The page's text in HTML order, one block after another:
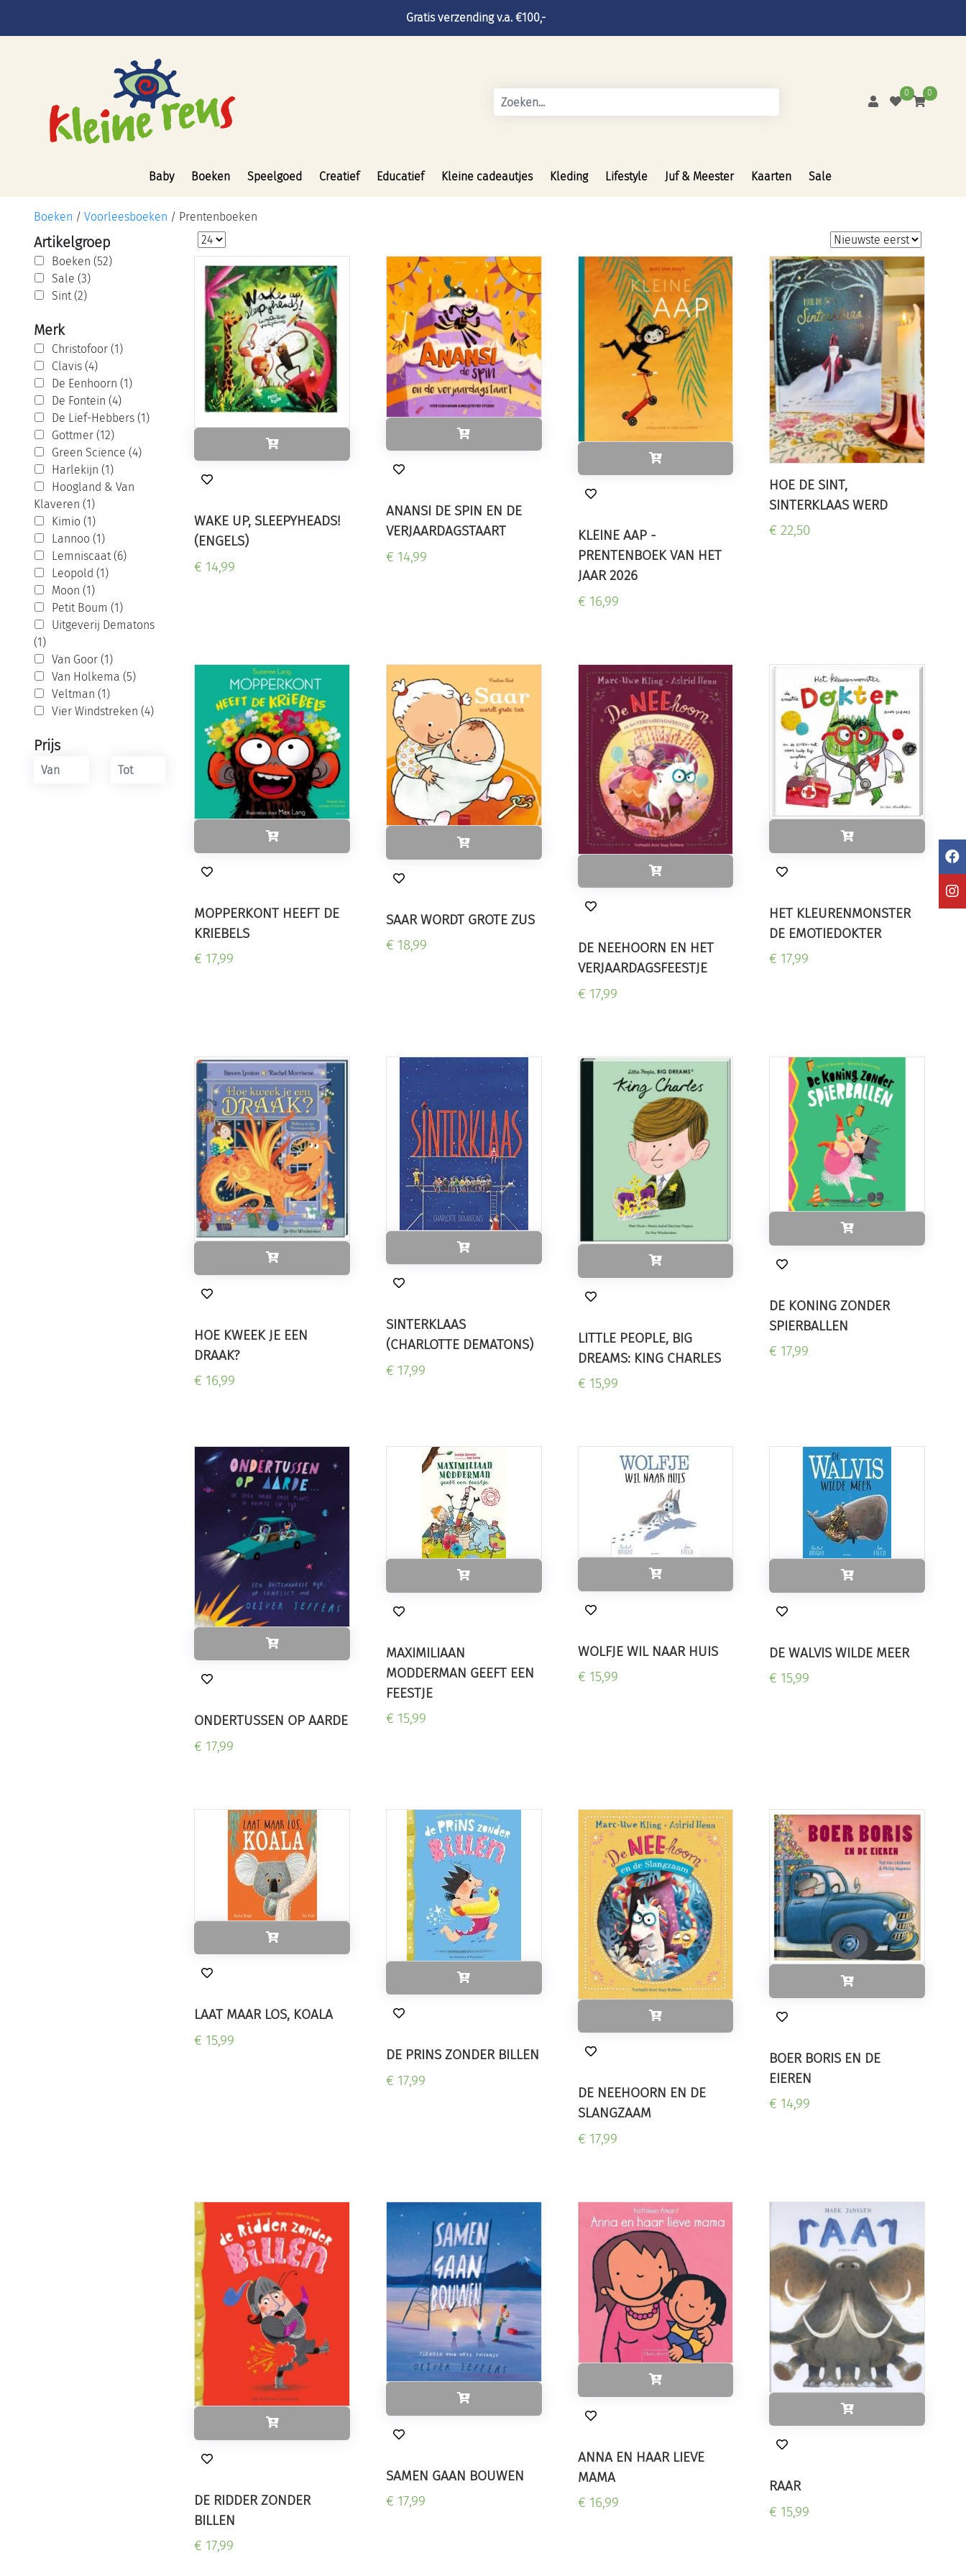
Gratis verzending v.a. €100,-
0 0
Baby Boeken Speelgoed Creatief Educatief Kleine cadeautjes Kleding Lifestyle Juf & Meester Kaarten Sale
Boeken / Voorleesboeken / Prentenboeken
Artikelgroep
Boeken (52)
Sale (3)
Sint (2)
Merk
Christofoor (1)
Clavis (4)
De Eenhoorn (1)
De Fontein (4)
De Lief-Hebbers (1)
Gottmer (12)
Green Science (4)
Harlekijn (1)
Hoogland & Van
Klaveren (1)
Kimio (1)
Lannoo (1)
Lemniscaat (6)
Leopold (1)
Moon (1)
Petit Boum (1)
Uitgeverij Dematons
(1)
Van Goor (1)
Van Holkema (5)
Veltman (1)
Vier Windstreken (4)
Prijs
WAKE UP, SLEEPYHEADS!
(ENGELS)
€ 14,99
ANANSI DE SPIN EN DE
VERJAARDAGSTAART
€ 14,99
KLEINE AAP -
PRENTENBOEK VAN HET
JAAR 2026
€ 16,99
HOE DE SINT,
SINTERKLAAS WERD
€ 22,50
MOPPERKONT HEEFT DE
KRIEBELS
€ 17,99
SAAR WORDT GROTE ZUS
€ 18,99
DE NEEHOORN EN HET
VERJAARDAGSFEESTJE
€ 17,99
HET KLEURENMONSTER
DE EMOTIEDOKTER
€ 17,99
HOE KWEEK JE EEN
DRAAK?
€ 16,99
SINTERKLAAS
(CHARLOTTE DEMATONS)
€ 17,99
LITTLE PEOPLE, BIG
DREAMS: KING CHARLES
€ 15,99
DE KONING ZONDER
SPIERBALLEN
€ 17,99
ONDERTUSSEN OP AARDE
€ 17,99
MAXIMILIAAN
MODDERMAN GEEFT EEN
FEESTJE
€ 15,99
WOLFJE WIL NAAR HUIS
€ 15,99
DE WALVIS WILDE MEER
€ 15,99
LAAT MAAR LOS, KOALA
€ 15,99
DE PRINS ZONDER BILLEN
€ 17,99
DE NEEHOORN EN DE
SLANGZAAM
€ 17,99
BOER BORIS EN DE
EIEREN
€ 14,99
DE RIDDER ZONDER
BILLEN
€ 17,99
SAMEN GAAN BOUWEN
€ 17,99
ANNA EN HAAR LIEVE
MAMA
€ 16,99
RAAR
€ 15,99